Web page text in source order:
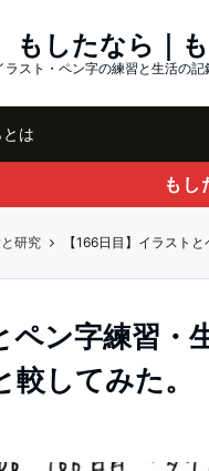
もしたなら｜
ラスト・ペン字の練習と生活の
は
も
研究 【166日目】イラスト
ペン字練習・
してみた。